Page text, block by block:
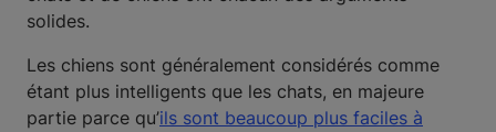
solides.
Les chiens sont généralement considérés comme
étant plus intelligents que les chats, en majeure
partie parce qu’ils sont beaucoup plus faciles à